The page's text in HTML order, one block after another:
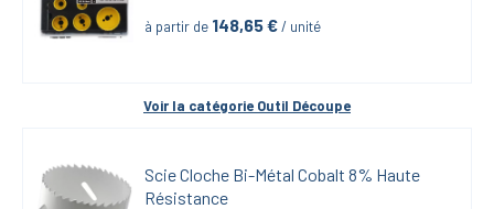
à partir de 148,65 € / unité
Voir la catégorie Outil Découpe
Scie Cloche Bi-Métal Cobalt 8% Haute
Résistance